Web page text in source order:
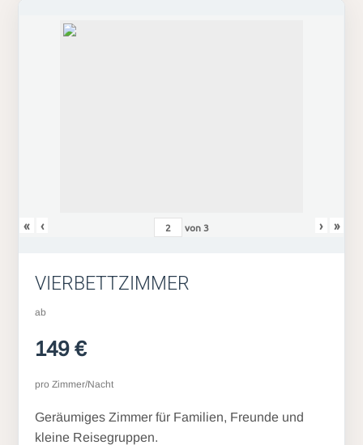
« ‹ von3 › »
VIERBETTZIMMER
ab
149 €
pro Zimmer/Nacht
Geräumiges Zimmer für Familien, Freunde und
kleine Reisegruppen.